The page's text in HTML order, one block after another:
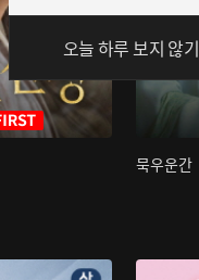
묵우운간
오늘 하루 보지 않기